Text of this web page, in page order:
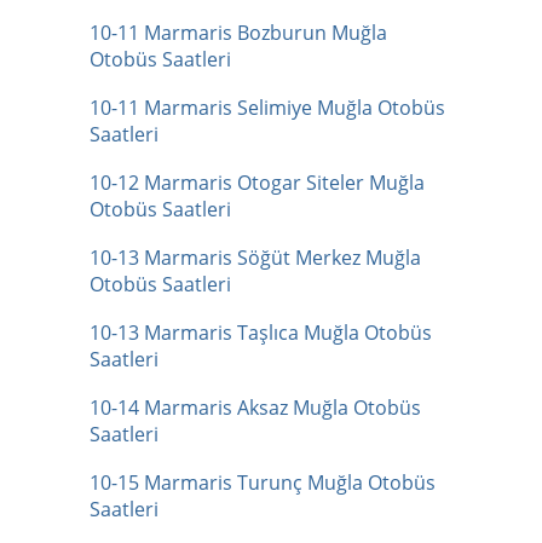
10-11 Marmaris Bozburun Muğla
Otobüs Saatleri
10-11 Marmaris Selimiye Muğla Otobüs
Saatleri
10-12 Marmaris Otogar Siteler Muğla
Otobüs Saatleri
10-13 Marmaris Söğüt Merkez Muğla
Otobüs Saatleri
10-13 Marmaris Taşlıca Muğla Otobüs
Saatleri
10-14 Marmaris Aksaz Muğla Otobüs
Saatleri
10-15 Marmaris Turunç Muğla Otobüs
Saatleri